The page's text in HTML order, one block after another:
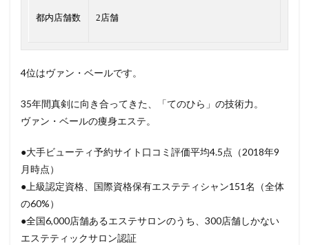
都内店舗数 2店舗
4位はヴァン・ベールです。
35年間真剣に向き合ってきた、「てのひら」の技術力。
ヴァン・ベールの痩身エステ。
●大手ビューティ予約サイト口コミ評価平均4.5点（2018年9
月時点）
●上級認定資格、国際資格保有エステティシャン151名（全体
の60%）
●全国6,000店舗あるエステサロンのうち、300店舗しかない
エステティックサロン認証